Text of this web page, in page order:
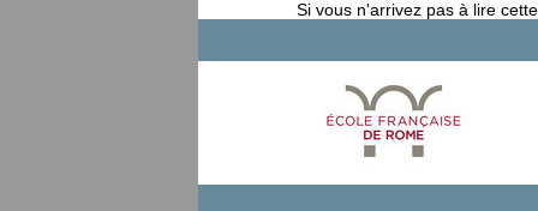
Si vous n'arrivez pas à lire